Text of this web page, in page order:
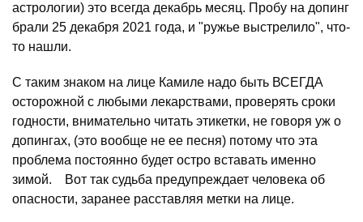
астрологии) это всегда декабрь месяц. Пробу на допинг
брали 25 декабря 2021 года, и "ружье выстрелило", что-
то нашли. ⠀
С таким знаком на лице Камиле надо быть ВСЕГДА
осторожной с любыми лекарствами, проверять сроки
годности, внимательно читать этикетки, не говоря уж о
допингах, (это вообще не ее песня) потому что эта
проблема постоянно будет остро вставать именно
зимой. ⠀Вот так судьба предупреждает человека об
опасности, заранее расставляя метки на лице.